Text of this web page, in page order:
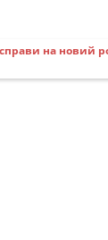
на новий